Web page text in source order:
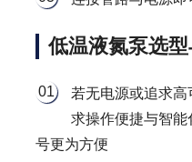
低温液氮泵选
01
若无电源或追求
求操作便捷与智
号更为方便